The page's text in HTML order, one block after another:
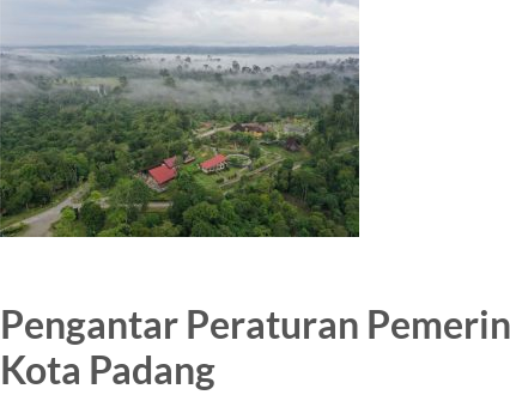
Pengantar Peraturan
Kota Padang